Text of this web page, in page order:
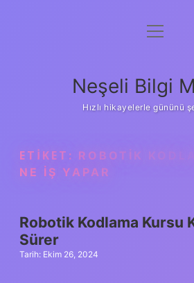
Anasayfa
Yasal Uyarı
menüyü
Neşeli Bilgi
Hızlı hikayelerle gününü
ETIKET: ROBOTIK
NE IŞ YAPAR
Robotik Kodlama Kursu
Sürer
Tarih: Ekim 26, 2024